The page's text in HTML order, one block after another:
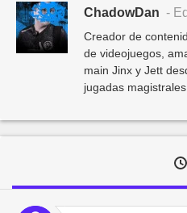
ChadowDan -
Creador de
de videojuegos,
main Jinx y Jett
jugadas